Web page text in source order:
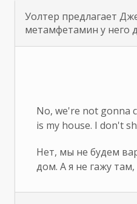
Уолтер предлагает
метамфетамин у него
No, we're not gonna
is my house. I don't
Нет, мы не будем
дом. А я не гажу там,